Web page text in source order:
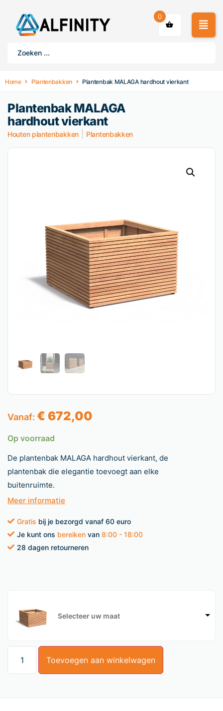
0
Home Plantenbakken Plantenbak MALAGA hardhout vierkant
Plantenbak MALAGA
hardhout vierkant
Houten plantenbakken Plantenbakken
Vanaf: € 672,00
Op voorraad
De plantenbak MALAGA hardhout vierkant, de
plantenbak die elegantie toevoegt aan elke
buitenruimte.
Meer informatie
Gratis bij je bezorgd vanaf 60 euro
Je kunt ons bereiken van 8:00 - 18:00
28 dagen retourneren
Selecteer uw maat
Toevoegen aan winkelwagen